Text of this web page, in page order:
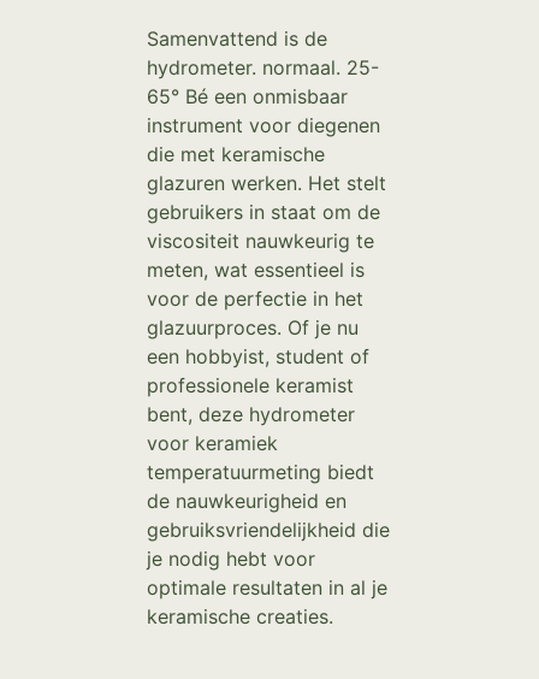
Samenvattend is de
hydrometer. normaal. 25-
65° Bé een onmisbaar
instrument voor diegenen
die met keramische
glazuren werken. Het stelt
gebruikers in staat om de
viscositeit nauwkeurig te
meten, wat essentieel is
voor de perfectie in het
glazuurproces. Of je nu
een hobbyist, student of
professionele keramist
bent, deze hydrometer
voor keramiek
temperatuurmeting biedt
de nauwkeurigheid en
gebruiksvriendelijkheid die
je nodig hebt voor
optimale resultaten in al je
keramische creaties.